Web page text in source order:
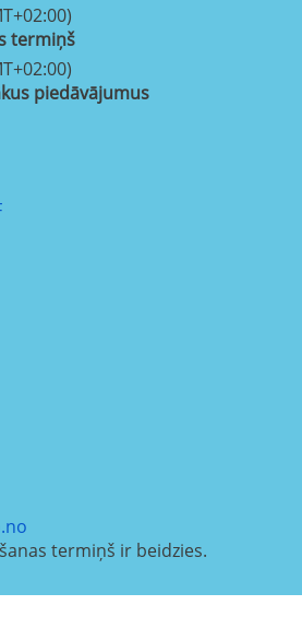
termiņš
piedāvājumus
termiņš ir beidzies.